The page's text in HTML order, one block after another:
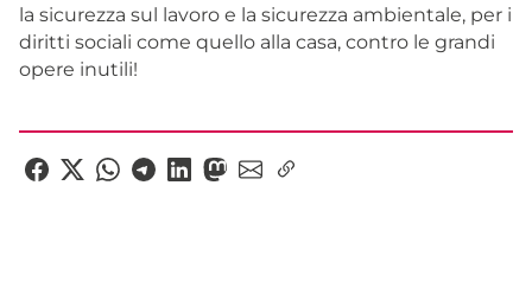
la sicurezza sul lavoro e la sicurezza ambientale, per i
diritti sociali come quello alla casa, contro le grandi
opere inutili!